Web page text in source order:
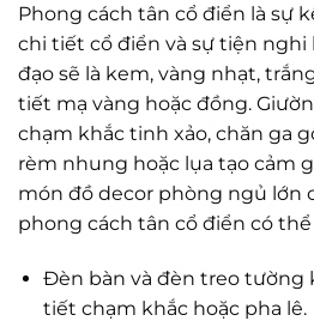
Phong cách tân cổ điển là sự
chi tiết cổ điển và sự tiện nghi
đạo sẽ là kem, vàng nhạt,
tiết mạ vàng hoặc đồng.
chạm khắc tinh xảo, chăn ga
rèm nhung hoặc lụa tạo cảm
món đồ decor phòng ngủ lớn
phong cách tân cổ điển có
Đèn bàn và đèn treo tường
tiết chạm khắc hoặc pha lê.